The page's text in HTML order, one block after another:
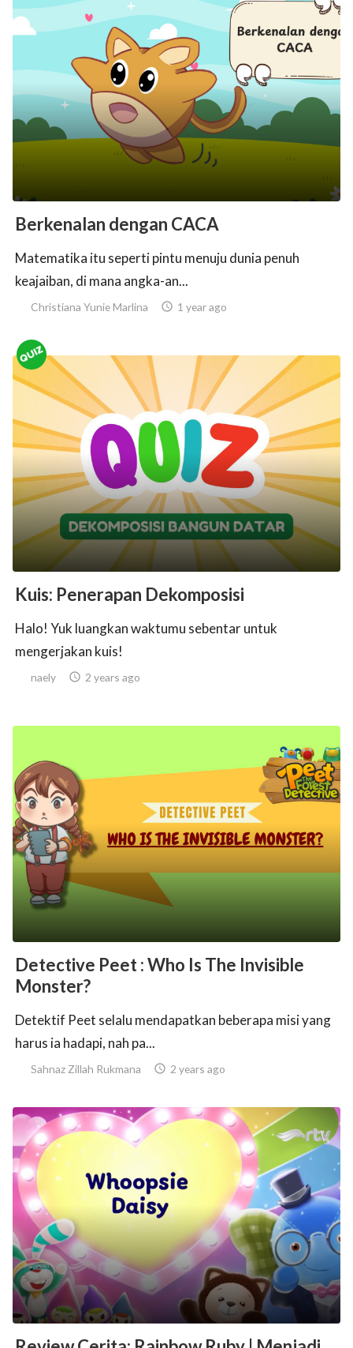
Berkenalan dengan CACA
Matematika itu seperti pintu menuju dunia penuh
keajaiban, di mana angka-an...
Christiana Yunie Marlina  1 year ago
Kuis: Penerapan Dekomposisi
Halo! Yuk luangkan waktumu sebentar untuk
mengerjakan kuis!
naely  2 years ago
Detective Peet : Who Is The Invisible
Monster?
Detektif Peet selalu mendapatkan beberapa misi yang
harus ia hadapi, nah pa...
Sahnaz Zillah Rukmana  2 years ago